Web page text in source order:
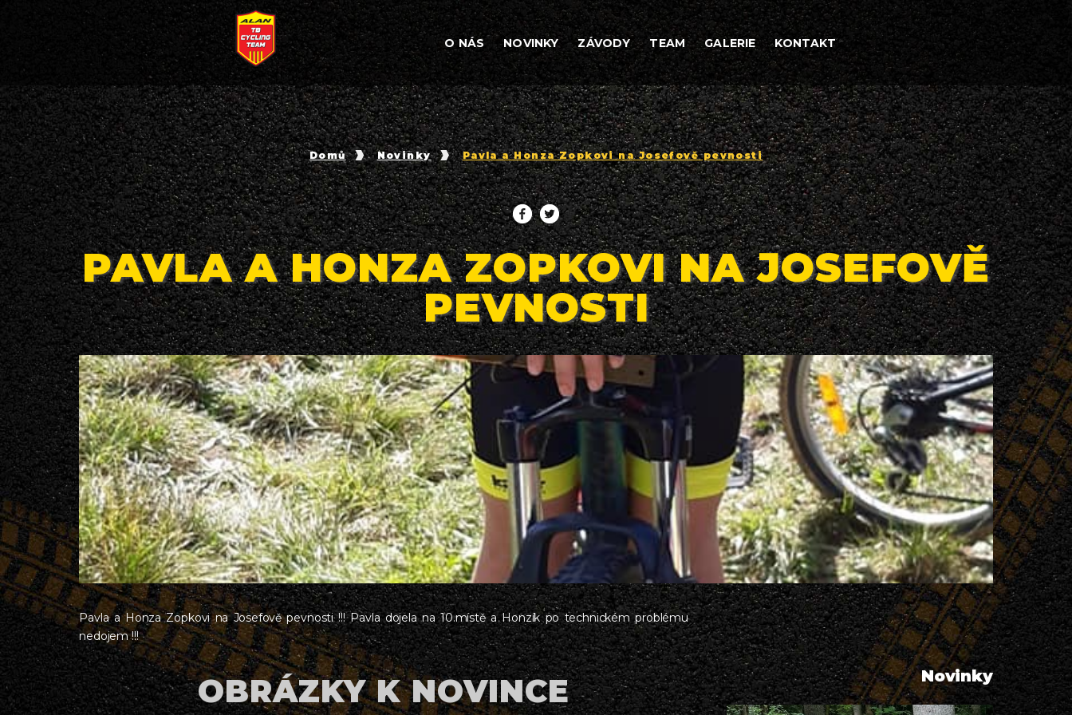
O NÁS NOVINKY ZÁVODY TEAM GALERIE KONTAKT
Domů Novinky Pavla a Honza Zopkovi na Josefově pevnosti
PAVLA A HONZA ZOPKOVI NA JOSEFOVĚ
PEVNOSTI
Pavla a Honza Zopkovi na Josefově pevnosti !!! Pavla dojela na 10.místě a Honzík po technickém problému
nedojem !!!
OBRÁZKY K NOVINCE Novinky